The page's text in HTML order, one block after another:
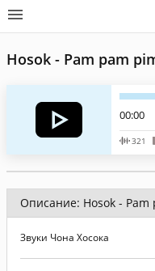
Hosok - Pam pam
00:00
321
Описание: Hosok - Pam
Звуки Чона Хосока